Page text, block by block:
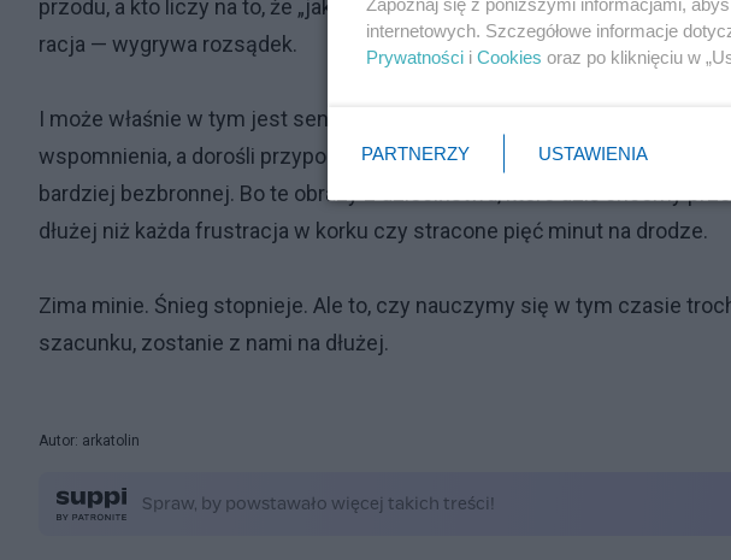
przodu, a kto liczy na to, że „jakoś to będzie”. Uczy pokory, bo na śliskiej
racja — wygrywa rozsądek.
I może właśnie w tym jest sens tej zimy. Żebyśmy na chwilę zwolnili.
wspomnienia, a dorośli przypomnieli sobie, że kiedyś też byli po tej
bardziej bezbronnej. Bo te obrazy z dzieciństwa, które dziś chcemy
dłużej niż każda frustracja w korku czy stracone pięć minut na drodze.
Zima minie. Śnieg stopnieje. Ale to, czy nauczymy się w tym czasie
szacunku, zostanie z nami na dłużej.
Autor: arkatolin
internetowych. Szczegółowe informacje
Prywatności i Cookies oraz po kliknięciu w
PARTNERZY USTAWIENIA